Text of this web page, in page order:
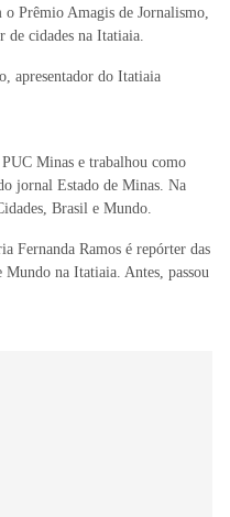
Prêmio Amagis de Jornalismo,
de cidades na Itatiaia.
apresentador do Itatiaia
Minas e trabalhou como
jornal Estado de Minas. Na
Brasil e Mundo.
Fernanda Ramos é repórter das
na Itatiaia. Antes, passou